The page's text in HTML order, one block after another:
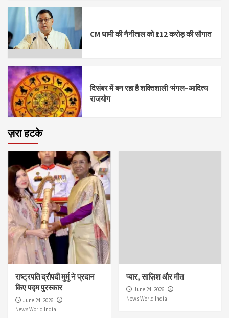
CM धामी की नैनीताल को ₹112 करोड़ की सौगात
दिसंबर में बन रहा है शक्तिशाली ‘मंगल–आदित्य
राजयोग
ज़रा हटके
राष्ट्रपति द्रौपदी मुर्मु ने प्रदान
किए पद्म पुरस्कार
June 24, 2026
News World India
प्यार, साज़िश और मौत
June 24, 2026
News World India